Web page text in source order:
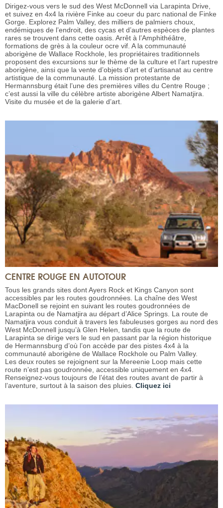
Dirigez-vous vers le sud des West McDonnell via Larapinta Drive,
et suivez en 4x4 la rivière Finke au coeur du parc national de Finke
Gorge. Explorez Palm Valley, des milliers de palmiers choux,
endémiques de l’endroit, des cycas et d’autres espèces de plantes
rares se trouvent dans cette oasis. Arrêt à l’Amphithéâtre,
formations de grès à la couleur ocre vif. A la communauté
aborigène de Wallace Rockhole, les propriétaires traditionnels
proposent des excursions sur le thème de la culture et l’art rupestre
aborigène, ainsi que la vente d’objets d’art et d’artisanat au centre
artistique de la communauté. La mission protestante de
Hermannsburg était l’une des premières villes du Centre Rouge ;
c’est aussi la ville du célèbre artiste aborigène Albert Namatjira.
Visite du musée et de la galerie d’art.
CENTRE ROUGE EN AUTOTOUR
Tous les grands sites dont Ayers Rock et Kings Canyon sont
accessibles par les routes goudronnées. La chaîne des West
MacDonell se rejoint en suivant les routes goudronnées de
Larapinta ou de Namatjira au départ d’Alice Springs. La route de
Namatjira vous conduit à travers les fabuleuses gorges au nord des
West McDonnell jusqu’à Glen Helen, tandis que la route de
Larapinta se dirige vers le sud en passant par la région historique
de Hermannsburg d’où l’on accède par des pistes 4x4 à la
communauté aborigène de Wallace Rockhole ou Palm Valley.
Les deux routes se rejoignent sur la Mereenie Loop mais cette
route n’est pas goudronnée, accessible uniquement en 4x4.
Renseignez-vous toujours de l’état des routes avant de partir à
l’aventure, surtout à la saison des pluies. Cliquez ici